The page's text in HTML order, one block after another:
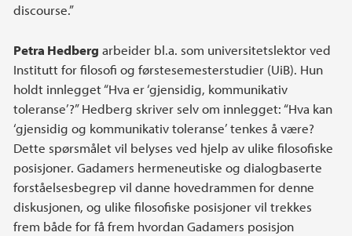
discourse.”
Petra Hedberg arbeider bl.a. som universitetslektor ved
Institutt for filosofi og førstesemesterstudier (UiB). Hun
holdt innlegget “Hva er ‘gjensidig, kommunikativ
toleranse’?” Hedberg skriver selv om innlegget: “Hva kan
‘gjensidig og kommunikativ toleranse’ tenkes å være?
Dette spørsmålet vil belyses ved hjelp av ulike filosofiske
posisjoner. Gadamers hermeneutiske og dialogbaserte
forståelsesbegrep vil danne hovedrammen for denne
diskusjonen, og ulike filosofiske posisjoner vil trekkes
frem både for få frem hvordan Gadamers posisjon